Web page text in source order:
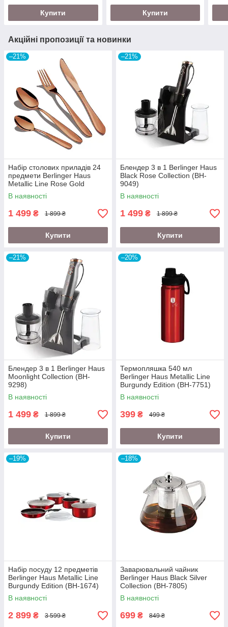
Купити Купити
Акційні пропозиції та новинки
–21%
Набір столових приладів 24
предмети Berlinger Haus
Metallic Line Rose Gold
Edition (BH-2623)
В наявності
1 499 ₴ 1 899 ₴
Купити
–21%
Блендер 3 в 1 Berlinger Haus
Black Rose Collection (BH-
9049)
В наявності
1 499 ₴ 1 899 ₴
Купити
–21%
Блендер 3 в 1 Berlinger Haus
Moonlight Collection (BH-
9298)
В наявності
1 499 ₴ 1 899 ₴
Купити
–20%
Термопляшка 540 мл
Berlinger Haus Metallic Line
Burgundy Edition (BH-7751)
В наявності
399 ₴ 499 ₴
Купити
–19%
Набір посуду 12 предметів
Berlinger Haus Metallic Line
Burgundy Edition (BH-1674)
В наявності
2 899 ₴ 3 599 ₴
–18%
Заварювальний чайник
Berlinger Haus Black Silver
Collection (BH-7805)
В наявності
699 ₴ 849 ₴